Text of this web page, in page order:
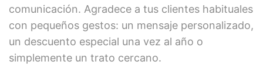
comunicación. Agradece a tus clientes habituales
con pequeños gestos: un mensaje personalizado,
un descuento especial una vez al año o
simplemente un trato cercano.